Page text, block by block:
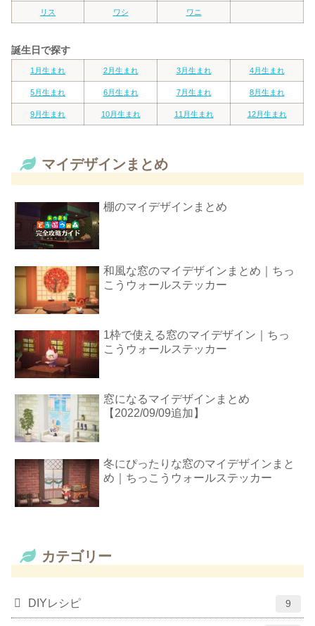
リス ワシ ワニ
誕生日で探す
1月生まれ 2月生まれ 3月生まれ 4月生まれ
5月生まれ 6月生まれ 7月生まれ 8月生まれ
9月生まれ 10月生まれ 11月生まれ 12月生まれ
マイデザインまとめ
棚のマイデザインまとめ
和風な窓のマイデザインまとめ｜ちっ
こうウォールステッカー
1枠で使える窓のマイデザイン｜ちっ
こうウォールステッカー
窓になるマイデザインまとめ
【2022/09/09追加】
冬にぴったりな窓のマイデザインまと
め｜ちっこうウォールステッカー
カテゴリー
DIYレシピ 9